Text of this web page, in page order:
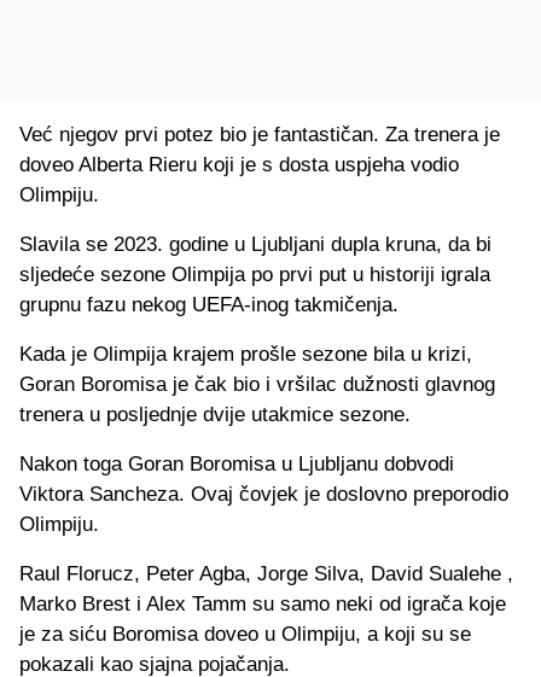
Već njegov prvi potez bio je fantastičan. Za trenera je
doveo Alberta Rieru koji je s dosta uspjeha vodio
Olimpiju.
Slavila se 2023. godine u Ljubljani dupla kruna, da bi
sljedeće sezone Olimpija po prvi put u historiji igrala
grupnu fazu nekog UEFA-inog takmičenja.
Kada je Olimpija krajem prošle sezone bila u krizi,
Goran Boromisa je čak bio i vršilac dužnosti glavnog
trenera u posljednje dvije utakmice sezone.
Nakon toga Goran Boromisa u Ljubljanu dobvodi
Viktora Sancheza. Ovaj čovjek je doslovno preporodio
Olimpiju.
Raul Florucz, Peter Agba, Jorge Silva, David Sualehe ,
Marko Brest i Alex Tamm su samo neki od igrača koje
je za siću Boromisa doveo u Olimpiju, a koji su se
pokazali kao sjajna pojačanja.